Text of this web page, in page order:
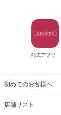
公式アプリ
初めてのお客様へ
店舗リスト